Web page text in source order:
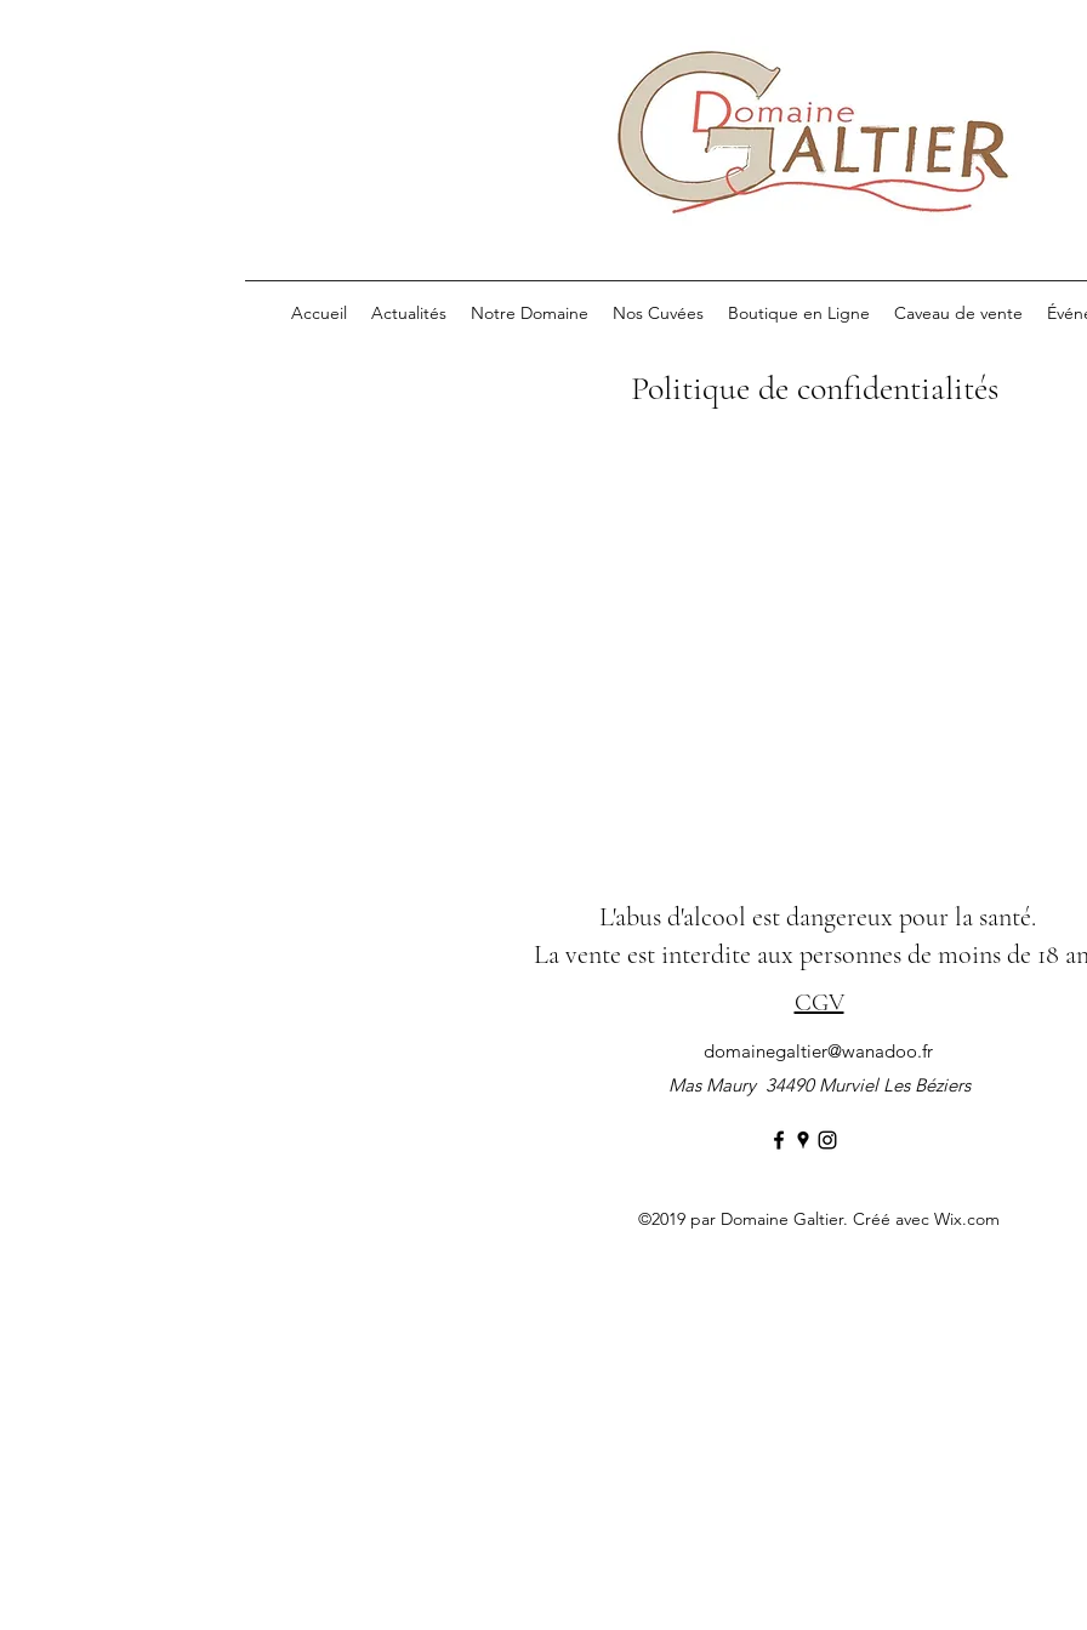
Accueil Actualités Notre Domaine Nos Cuvées Boutique en Ligne Caveau de vente
Politique de confidentialités​
L'abus d'alcool est dangereux pour la santé.
La vente est interdite aux personnes de moins de 18
CGV
domainegaltier@wanadoo.fr
Mas Maury 34490 Murviel Les Béziers
©2019 par Domaine Galtier. Créé avec Wix.com